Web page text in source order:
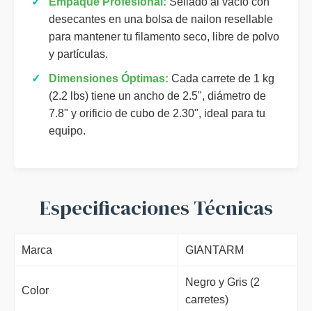
desecantes en una bolsa de nailon resellable
para mantener tu filamento seco, libre de polvo
y partículas.
✓ Dimensiones Óptimas: Cada carrete de 1 kg
(2.2 lbs) tiene un ancho de 2.5", diámetro de
7.8" y orificio de cubo de 2.30", ideal para tu
equipo.
Especificaciones Técnicas
Marca GIANTARM
Color
Negro y Gris (2
carretes)